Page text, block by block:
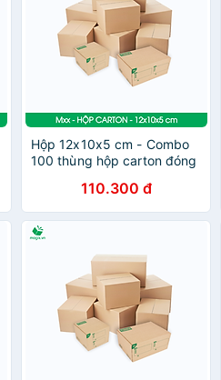
Hộp 12x10x5 cm - Combo
100 thùng hộp carton đóng
110.300 đ